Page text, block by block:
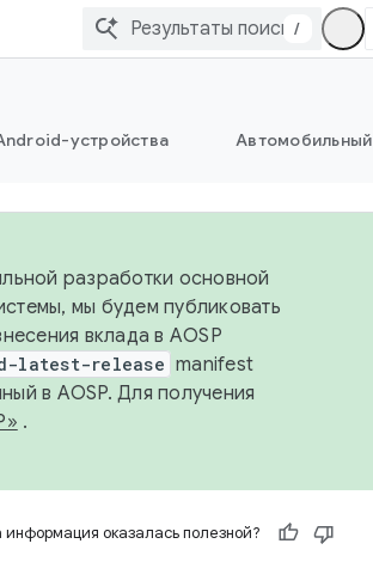
/
устройства Автомобильный
разработки основной
мы будем публиковать
вклада в AOSP
latest-release manifest
в AOSP. Для получения
.
оказалась полезной?